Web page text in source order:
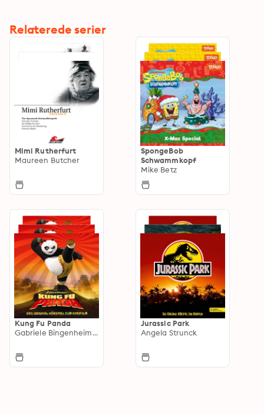
Relaterede serier
Mimi Rutherfurt
Maureen Butcher
SpongeBob
Schwammkopf
Mike Betz
Kung Fu Panda
Gabriele Bingenheimer
Jurassic Park
Angela Strunck